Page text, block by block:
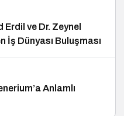
Erdil ve Dr. Zeynel
İş Dünyası Buluşması
Anlamlı